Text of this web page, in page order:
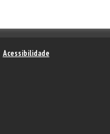
Acessibilidade